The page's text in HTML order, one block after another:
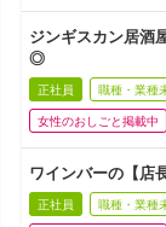
ジンギスカン居酒
◎
正社員 職種・業種
女性のおしごと掲載中
ワインバーの【店
正社員 職種・業種